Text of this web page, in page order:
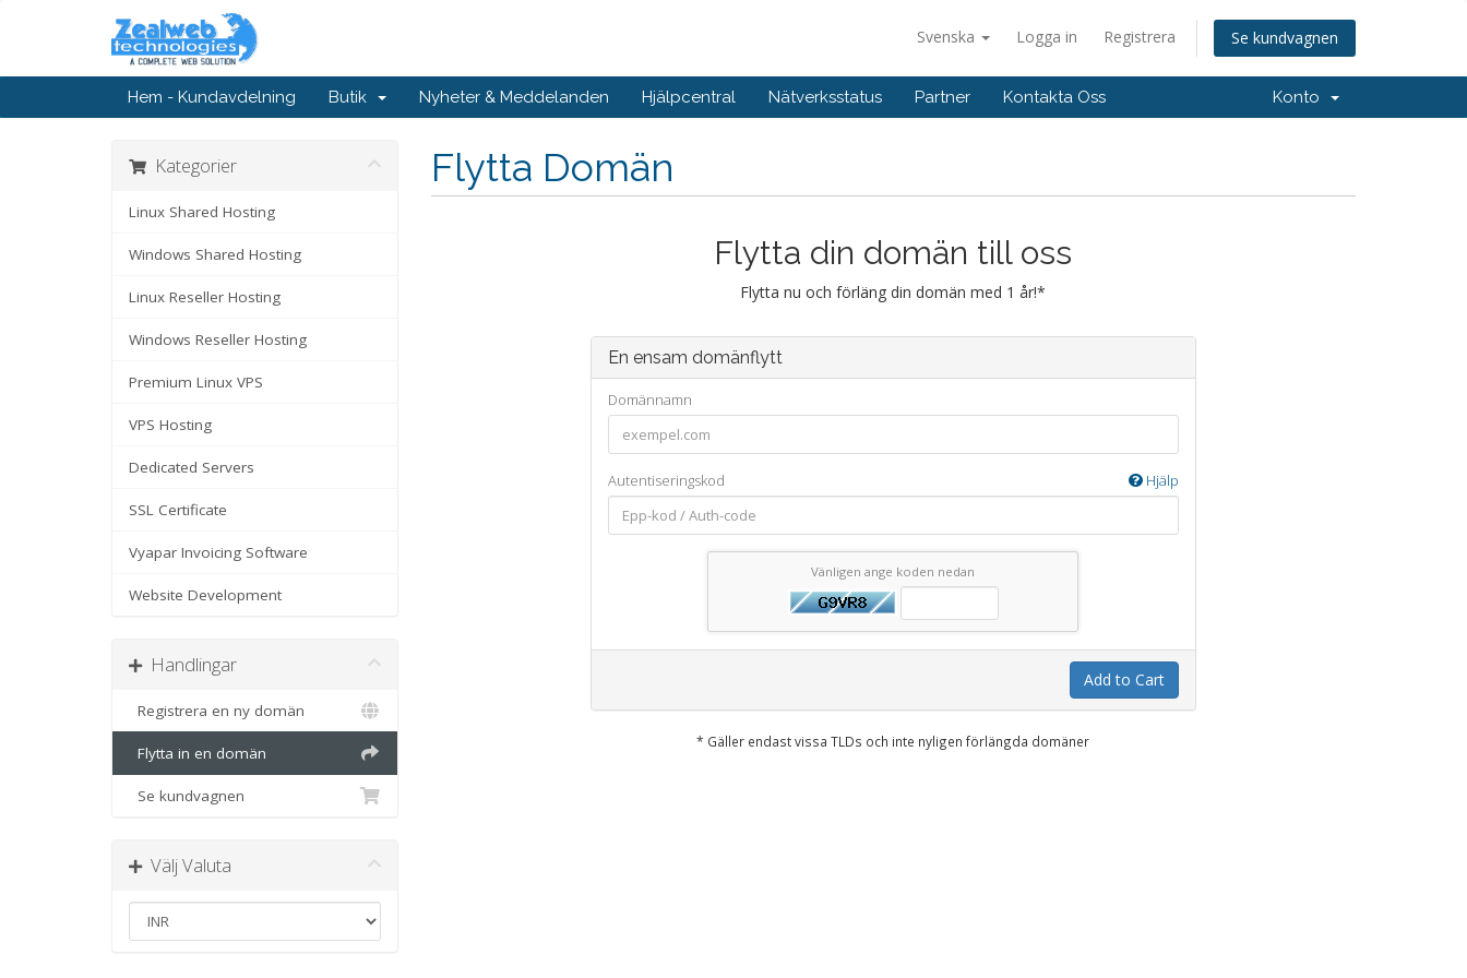
Svenska Logga in Registrera Se kundvagnen
Hem - Kundavdelning Butik Nyheter & Meddelanden Hjälpcentral Nätverksstatus Partner Kontakta Oss Konto
Flytta Domän
Kategorier
Linux Shared Hosting
Windows Shared Hosting
Linux Reseller Hosting
Windows Reseller Hosting
Premium Linux VPS
VPS Hosting
Dedicated Servers
SSL Certificate
Vyapar Invoicing Software
Website Development
Handlingar
Registrera en ny domän
Flytta in en domän
Se kundvagnen
Välj Valuta
Flytta din domän till oss
Flytta nu och förläng din domän med 1 år!*
En ensam domänflytt
Domännamn
Autentiseringskod Hjälp
Vänligen ange koden nedan
Add to Cart
* Gäller endast vissa TLDs och inte nyligen förlängda domäner